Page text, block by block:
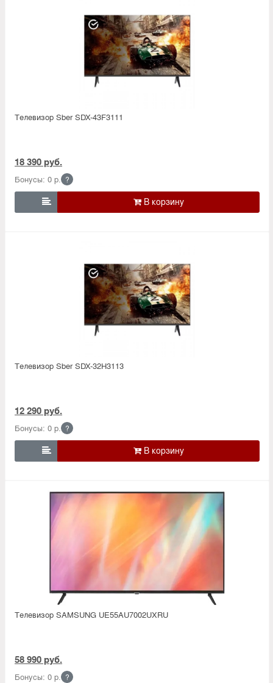
Телевизор Sber SDX-43F3111
18 390 руб.
Бонусы: 0 р. ?

Телевизор Sber SDX-32H3113
12 290 руб.
Бонусы: 0 р. ?

Телевизор SAMSUNG UE55AU7002UXRU
58 990 руб.
Бонусы: 0 р. ?